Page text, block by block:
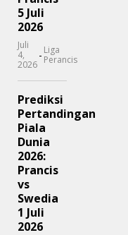
5 Juli
2026
Juli
4,
2026
- Liga
Perancis
Prediksi
Pertandingan
Piala
Dunia
2026:
Prancis
vs
Swedia
1 Juli
2026